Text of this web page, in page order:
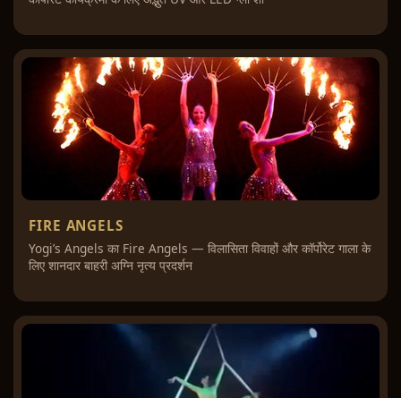
FIRE ANGELS
Yogi’s Angels का Fire Angels — विलासिता विवाहों और कॉर्पोरेट गाला के
लिए शानदार बाहरी अग्नि नृत्य प्रदर्शन